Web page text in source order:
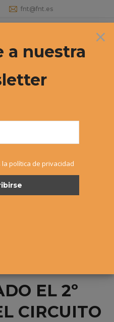
fnt@fnt.es
EL 2º
CIRCUITO
×
a nuestra
política de privacidad